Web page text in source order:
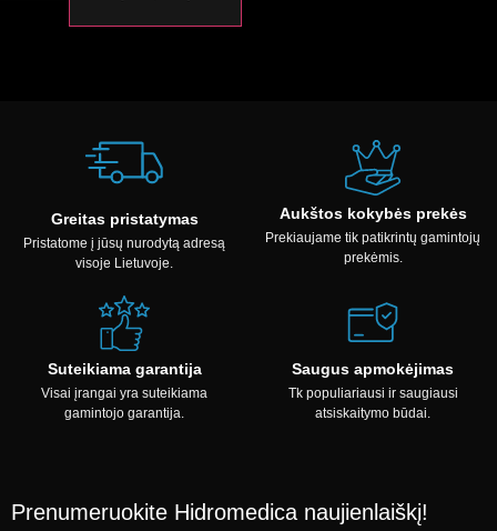
Greitas pristatymas
Pristatome į jūsų nurodytą adresą
visoje Lietuvoje.
Aukštos kokybės prekės
Prekiaujame tik patikrintų gamintojų
prekėmis.
Suteikiama garantija
Visai įrangai yra suteikiama
gamintojo garantija.
Saugus apmokėjimas
Tk populiariausi ir saugiausi
atsiskaitymo būdai.
Prenumeruokite Hidromedica naujienlaiškį!